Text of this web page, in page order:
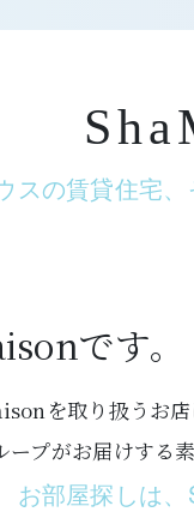
スの賃貸住宅、
です。
を取り扱うお
プがお届けする
お部屋探しは、